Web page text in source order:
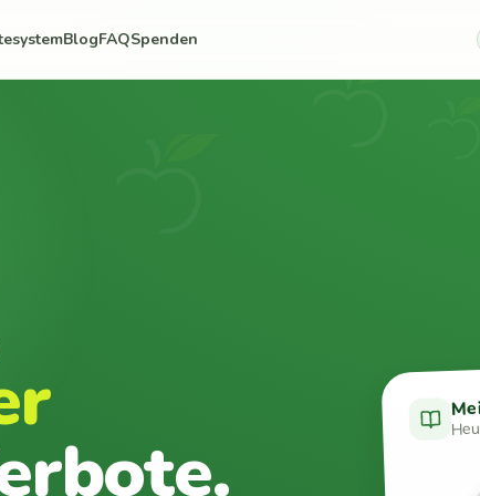
BlogFAQSpenden